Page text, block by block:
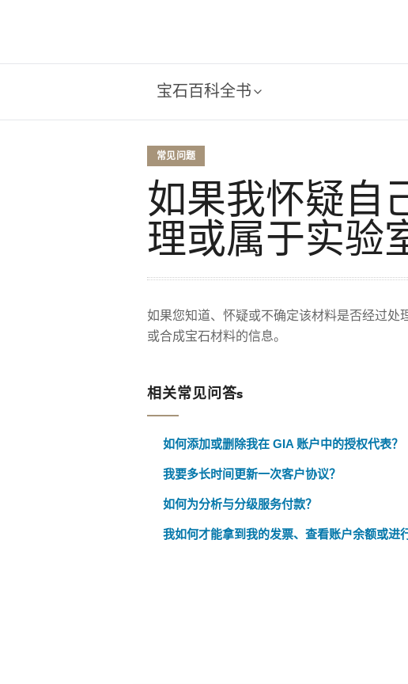
宝石百科全书
常见问题
如果我怀疑自
理或属于实验
如果您知道、怀疑或不确定该材料是否经过处
或合成宝石材料的信息。
相关常见问答s
如何添加或删除我在 GIA 账户中的授权代表？
我要多长时间更新一次客户协议？
如何为分析与分级服务付款？
我如何才能拿到我的发票、查看账户余额或进